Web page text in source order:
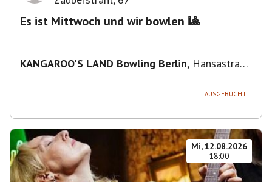
Es ist Mittwoch und wir bowlen 🎱
KANGAROO'S LAND Bowling Berlin, Hansastraße
AUSGEBUCHT
Mi, 12.08.2026
18:00